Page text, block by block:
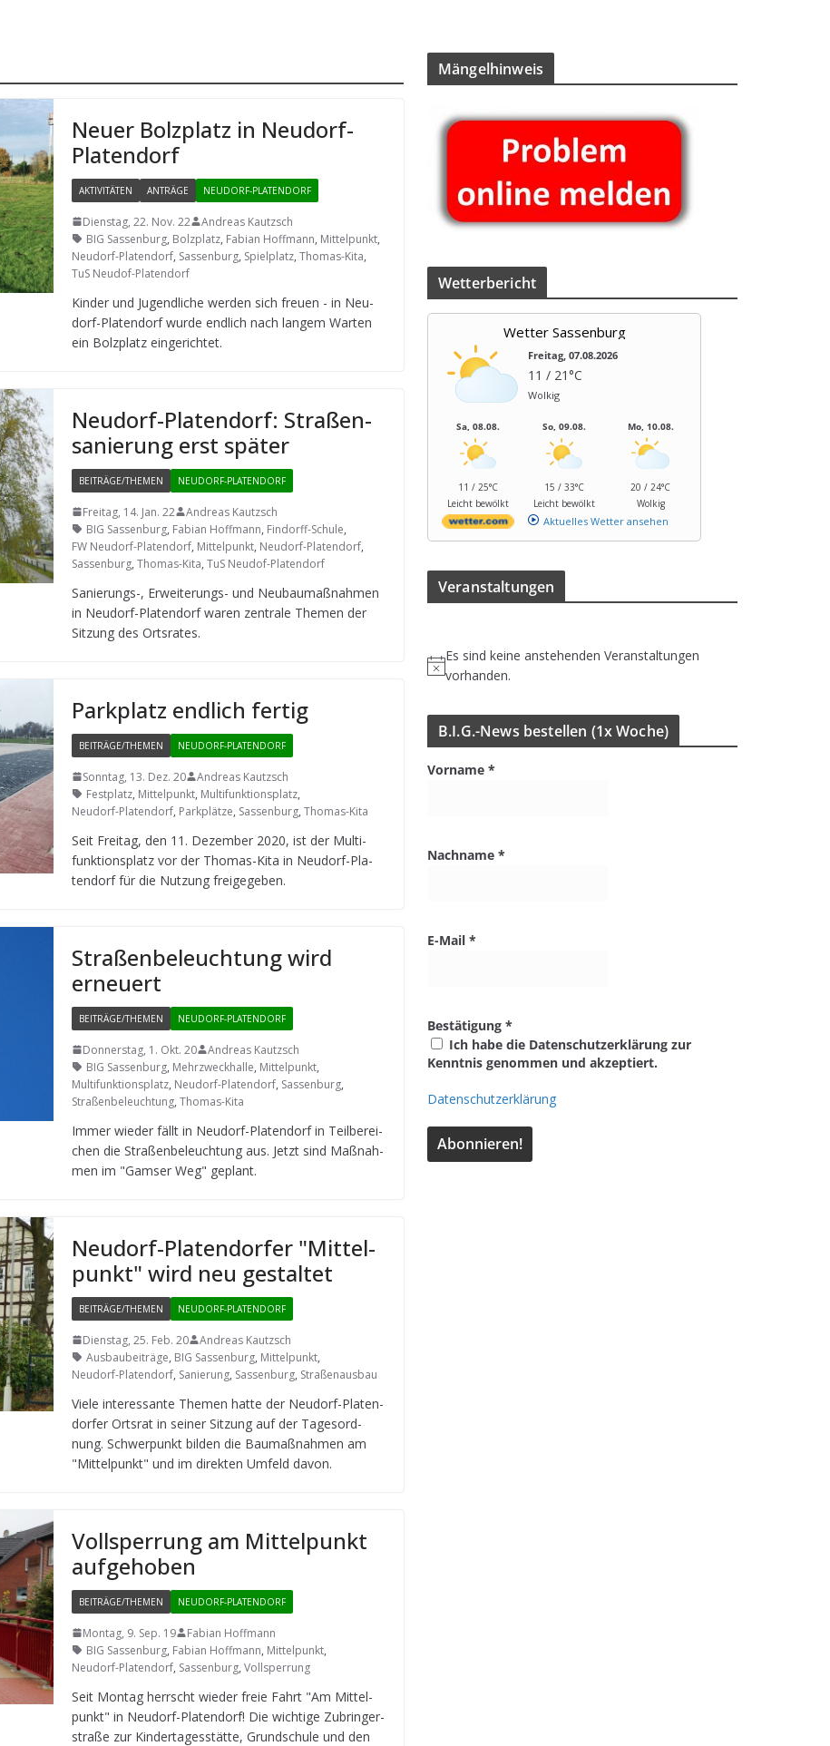
Neuer Bolz­platz in Neudorf-
Platendorf
AKTIVITÄTEN ANTRÄGE NEUDORF-PLATENDORF
Dienstag, 22. Nov. 22
Andreas Kautzsch
BIG Sassenburg, Bolzplatz, Fabian Hoffmann, Mittelpunkt,
Neudorf-Platendorf, Sassenburg, Spielplatz, Thomas-Kita,
TuS Neudof-Platendorf
Kin­der und Jugend­li­che wer­den sich freuen - in Neu­
dorf-Pla­ten­dorf wurde end­lich nach lan­gem War­ten
ein Bolz­platz eingerichtet.
Neu­dorf-Pla­ten­dorf: Stra­ßen­
sa­nie­rung erst später
BEITRÄGE/THEMEN NEUDORF-PLATENDORF
Freitag, 14. Jan. 22
Andreas Kautzsch
BIG Sassenburg, Fabian Hoffmann, Findorff-Schule,
FW Neudorf-Platendorf, Mittelpunkt, Neudorf-Platendorf,
Sassenburg, Thomas-Kita, TuS Neudof-Platendorf
Sanie­rungs-, Erwei­te­rungs- und Neu­bau­maß­nah­men
in Neu­dorf-Pla­ten­dorf waren zen­trale The­men der
Sit­zung des Ortsrates.
Park­platz end­lich fertig
BEITRÄGE/THEMEN NEUDORF-PLATENDORF
Sonntag, 13. Dez. 20
Andreas Kautzsch
Festplatz, Mittelpunkt, Multifunktionsplatz,
Neudorf-Platendorf, Parkplätze, Sassenburg, Thomas-Kita
Seit Frei­tag, den 11. Dezem­ber 2020, ist der Mul­ti­
funk­ti­ons­platz vor der Tho­mas-Kita in Neu­dorf-Pla­
ten­dorf für die Nut­zung freigegeben.
Stra­ßen­be­leuch­tung wird
erneuert
BEITRÄGE/THEMEN NEUDORF-PLATENDORF
Donnerstag, 1. Okt. 20
Andreas Kautzsch
BIG Sassenburg, Mehrzweckhalle, Mittelpunkt,
Multifunktionsplatz, Neudorf-Platendorf, Sassenburg,
Straßenbeleuchtung, Thomas-Kita
Immer wie­der fällt in Neu­dorf-Pla­ten­dorf in Teil­be­rei­
chen die Stra­ßen­be­leuch­tung aus. Jetzt sind Maß­nah­
men im "Gam­ser Weg" geplant.
Neu­dorf-Pla­ten­dor­fer "Mit­tel­
punkt" wird neu gestaltet
BEITRÄGE/THEMEN NEUDORF-PLATENDORF
Dienstag, 25. Feb. 20
Andreas Kautzsch
Ausbaubeiträge, BIG Sassenburg, Mittelpunkt,
Neudorf-Platendorf, Sanierung, Sassenburg, Straßenausbau
Viele inter­es­sante The­men hatte der Neu­dorf-Pla­ten­
dor­fer Orts­rat in sei­ner Sit­zung auf der Tages­ord­
nung. Schwer­punkt bil­den die Bau­maß­nah­men am
"Mit­tel­punkt" und im direk­ten Umfeld davon.
Voll­sper­rung am Mit­tel­punkt
aufgehoben
BEITRÄGE/THEMEN NEUDORF-PLATENDORF
Montag, 9. Sep. 19
Fabian Hoffmann
BIG Sassenburg, Fabian Hoffmann, Mittelpunkt,
Neudorf-Platendorf, Sassenburg, Vollsperrung
Seit Mon­tag herrscht wie­der freie Fahrt "Am Mit­tel­
punkt" in Neu­dorf-Pla­ten­dorf! Die wich­tige Zubrin­ger­
straße zur Kin­der­ta­ges­stätte, Grund­schule und den
Män­gel­hin­weis
Wet­ter­be­richt
Wetter Sassenburg
Freitag, 07.08.2026
11 / 21°C
Wolkig
Sa, 08.08.
11 / 25°C
Leicht bewölkt
So, 09.08.
15 / 33°C
Leicht bewölkt
Mo, 10.08.
20 / 24°C
Wolkig
Aktuelles Wetter ansehen
Ver­an­stal­tun­gen
H
n
i
Es sind keine anstehenden Veranstaltungen
vorhanden.
B.I.G.-News bestel­len (1x Woche)
Vorname *
Nachname *
E-Mail *
Bestätigung *
Ich habe die Datenschutzerklärung zur
Kenntnis genommen und akzeptiert.
Datenschutzerklärung